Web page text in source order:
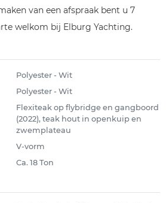
van een afspraak bent u 7
welkom bij Elburg Yachting.
Polyester - Wit
Polyester - Wit
Flexiteak op flybridge en gangboord
(2022), teak hout in openkuip en
zwemplateau
V-vorm
Ca. 18 Ton